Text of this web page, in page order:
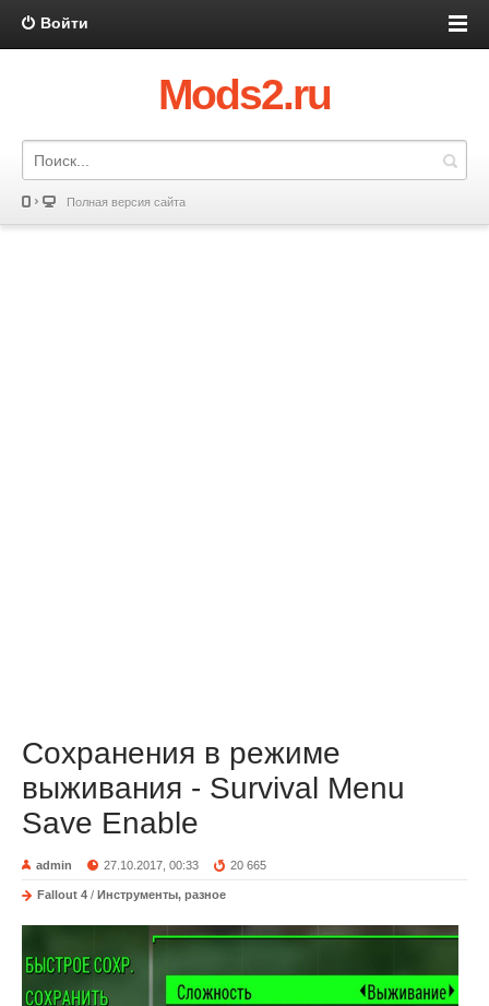
Войти
Mods2.ru
Полная версия сайта
Сохранения в режиме
выживания - Survival Menu
Save Enable
admin 27.10.2017, 00:33 20 665
Fallout 4 / Инструменты, разное